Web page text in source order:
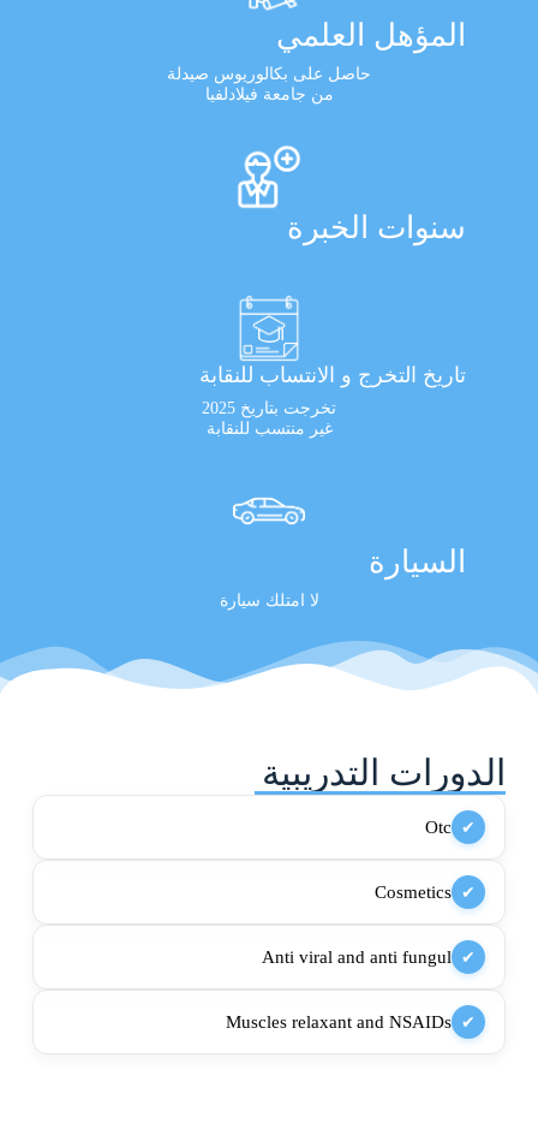
المؤهل العلمي
حاصل على بكالوريوس صيدلة
من جامعة فيلادلفيا
سنوات الخبرة
تاريخ التخرج و الانتساب للنقابة
تخرجت بتاريخ 2025
غير منتسب للنقابة
السيارة
لا امتلك سيارة
الدورات التدريبية
✔
Otc
✔
Cosmetics
✔
Anti viral and anti fungul
✔
Muscles relaxant and NSAIDs